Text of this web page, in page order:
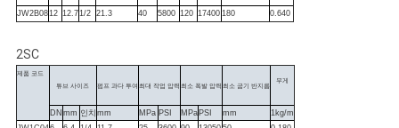
JW2B0812 12.71/2 21.3 40 5800 120 17400 180 0.640
2SC
제품 코드
튜브 사이즈
펌프 과다 투여 최대 작업 압력 최소 폭발 압력 최소 굽기 반지름
무게
DN mm 인치 mm MPa PSI MPa PSI mm
1kg/m